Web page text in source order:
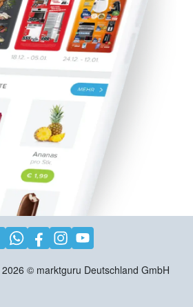
2026 © marktguru Deutschland GmbH